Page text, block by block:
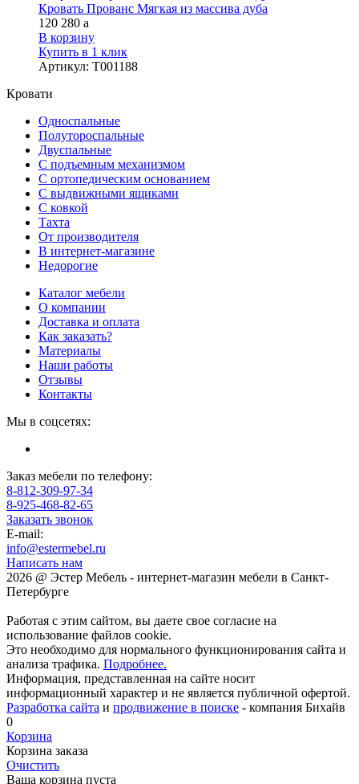
Кровать Прованс Мягкая из массива дуба
120 280 a
В корзину
Купить в 1 клик
Артикул: Т001188
Кровати
Односпальные
Полутороспальные
Двуспальные
С подъемным механизмом
С ортопедическим основанием
С выдвижными ящиками
С ковкой
Тахта
От производителя
В интернет-магазине
Недорогие
Каталог мебели
О компании
Доставка и оплата
Как заказать?
Материалы
Наши работы
Отзывы
Контакты
Мы в соцсетях:
Заказ мебели по телефону:
8-812-309-97-34
8-925-468-82-65
Заказать звонок
E-mail:
info@estermebel.ru
Написать нам
2026 @ Эстер Мебель - интернет-магазин мебели в Санкт-
Петербурге
Работая с этим сайтом, вы даете свое согласие на
использование файлов cookie.
Это необходимо для нормального функционирования сайта и
анализа трафика. Подробнее.
Информация, представленная на сайте носит
информационный характер и не является публичной офертой.
Разработка сайта и продвижение в поиске - компания Бихайв
0
Корзина
Корзина заказа
Очистить
Ваша корзина пуста